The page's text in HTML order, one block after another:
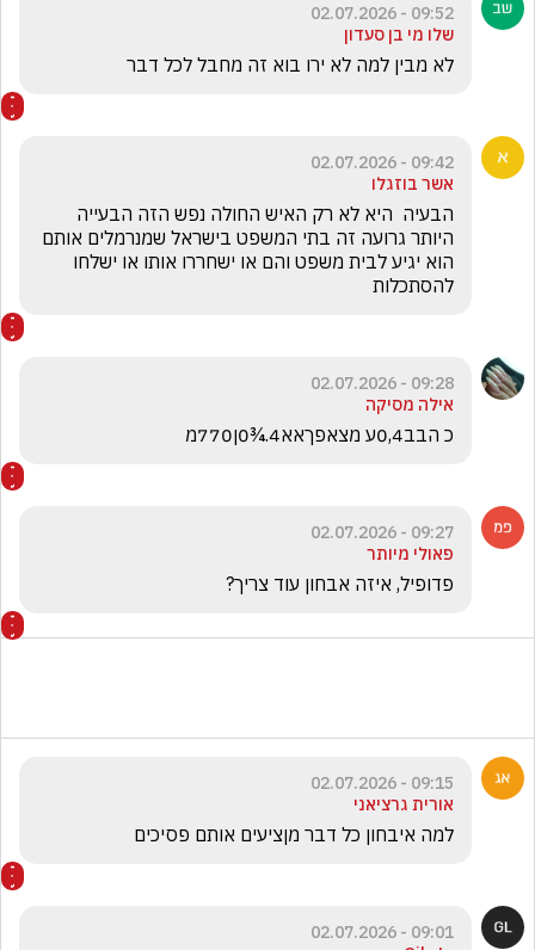
09:52 - 02.07.2026
שלו מי בן סעדון
לא מבין למה לא ירו בוא זה מחבל לכל דבר
09:42 - 02.07.2026
אשר בוזגלו
להסתכלות
09:28 - 02.07.2026
אילה מסיקה
כ הבב0,4ע מצאפךאא4.¾0ן770מ
09:27 - 02.07.2026
פאולי מיותר
פדופיל, איזה אבחון עוד צריך?
09:15 - 02.07.2026
אורית גרציאני
למה איבחון כל דבר מןציעים אותם פסיכים
09:01 - 02.07.2026